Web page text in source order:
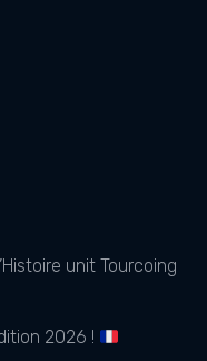
unit Tourcoing
2026 !